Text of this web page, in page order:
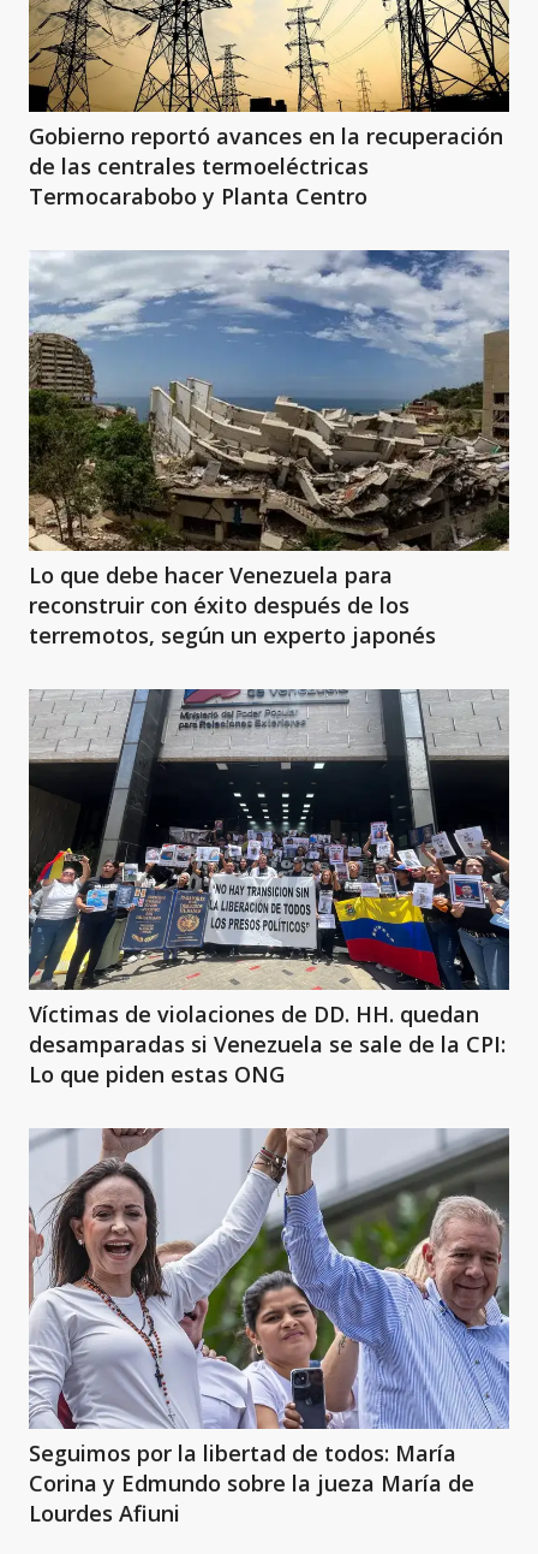
Gobierno reportó avances en la recuperación
de las centrales termoeléctricas
Termocarabobo y Planta Centro
Lo que debe hacer Venezuela para
reconstruir con éxito después de los
terremotos, según un experto japonés
Víctimas de violaciones de DD. HH. quedan
desamparadas si Venezuela se sale de la CPI:
Lo que piden estas ONG
Seguimos por la libertad de todos: María
Corina y Edmundo sobre la jueza María de
Lourdes Afiuni